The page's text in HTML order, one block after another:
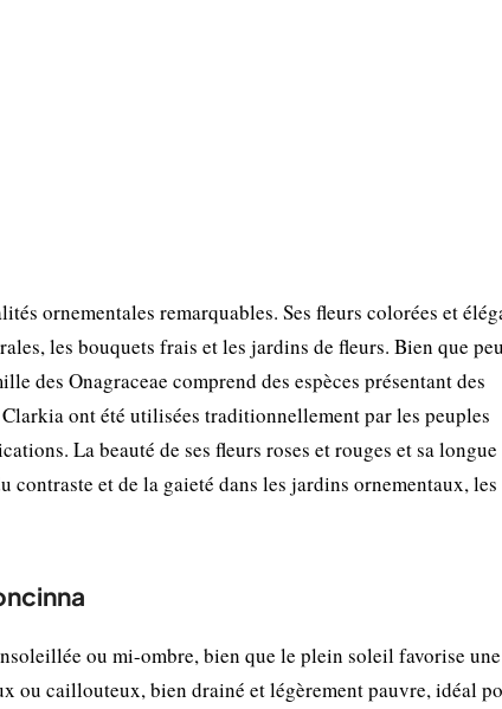
ornementales remarquables. Ses fleurs colorées et
les bouquets frais et les jardins de fleurs. Bien que
des Onagraceae comprend des espèces présentant des
ont été utilisées traditionnellement par les peuples
La beauté de ses fleurs roses et rouges et sa
et de la gaieté dans les jardins ornementaux,
ou mi-ombre, bien que le plein soleil favorise une
ou caillouteux, bien drainé et légèrement pauvre, idéal